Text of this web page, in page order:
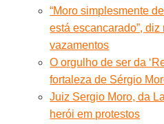
“Moro simplesmente
está escancarado”,
vazamentos
O orgulho de ser da
fortaleza de Sérgio
Juiz Sergio Moro, da
herói em protestos